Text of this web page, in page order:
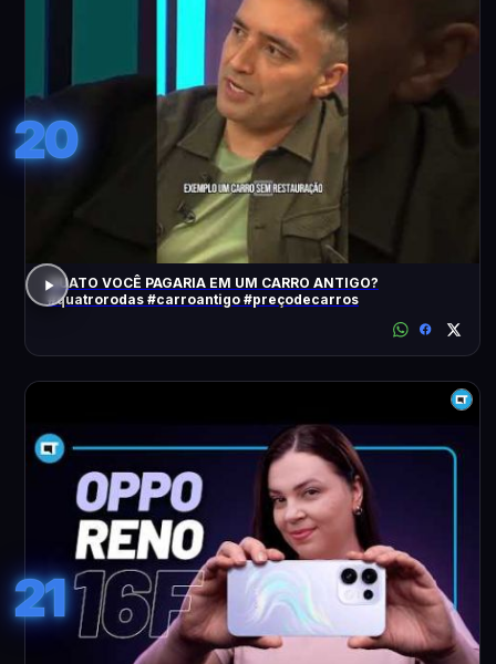
20
QUATO VOCÊ PAGARIA EM UM CARRO ANTIGO?
#quatrorodas #carroantigo #preçodecarros
21